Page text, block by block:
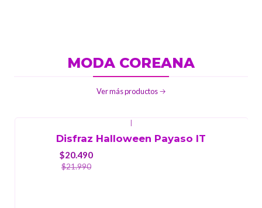
MODA COREANA
Ver más productos
|
Disfraz Halloween Payaso IT
$20.490
$21.990